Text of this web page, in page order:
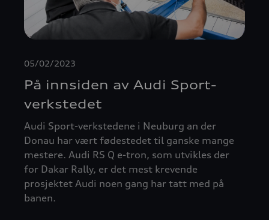
05/02/2023
På innsiden av Audi Sport-
verkstedet
Audi Sport-verkstedene i Neuburg an der
Donau har vært fødestedet til ganske mange
mestere. Audi RS Q e-tron, som utvikles der
for Dakar Rally, er det mest krevende
prosjektet Audi noen gang har tatt med på
banen.